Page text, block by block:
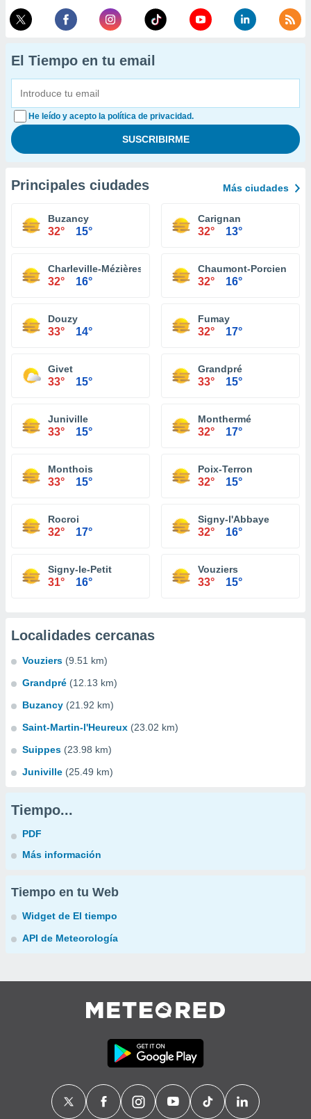
El Tiempo en tu email
He leído y acepto la política de privacidad.
Principales ciudades Más ciudades
Buzancy
32° 15°
Carignan
32° 13°
Charleville-Mézières
32° 16°
Chaumont-Porcien
32° 16°
Douzy
33° 14°
Fumay
32° 17°
Givet
33° 15°
Grandpré
33° 15°
Juniville
33° 15°
Monthermé
32° 17°
Monthois
33° 15°
Poix-Terron
32° 15°
Rocroi
32° 17°
Signy-l'Abbaye
32° 16°
Signy-le-Petit
31° 16°
Vouziers
33° 15°
Localidades cercanas
Vouziers (9.51 km)
Grandpré (12.13 km)
Buzancy (21.92 km)
Saint-Martin-l'Heureux (23.02 km)
Suippes (23.98 km)
Juniville (25.49 km)
Tiempo...
PDF
Más información
Tiempo en tu Web
Widget de El tiempo
API de Meteorología